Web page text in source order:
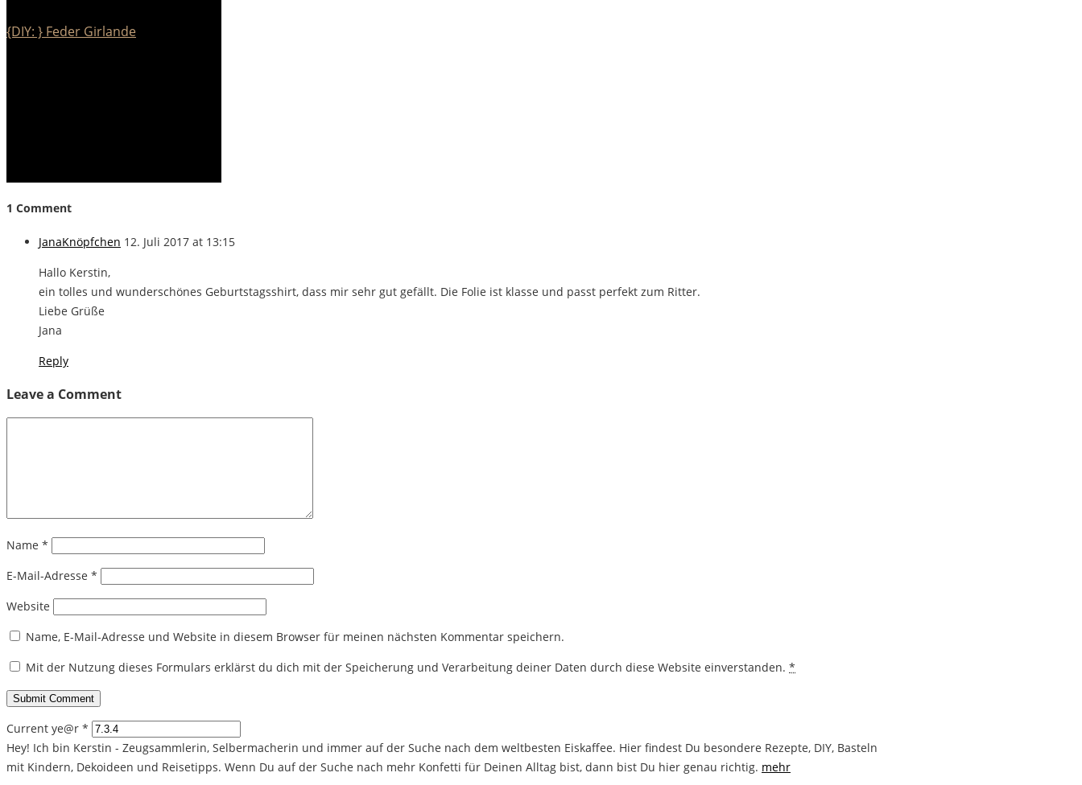
{DIY: } Feder Girlande
1 Comment
JanaKnöpfchen 12. Juli 2017 at 13:15
Hallo Kerstin,
ein tolles und wunderschönes Geburtstagsshirt, dass mir sehr gut gefällt. Die Folie ist klasse und passt perfekt zum Ritter.
Liebe Grüße
Jana
Reply
Leave a Comment
Name *
E-Mail-Adresse *
Website
Name, E-Mail-Adresse und Website in diesem Browser für meinen nächsten Kommentar speichern.
Mit der Nutzung dieses Formulars erklärst du dich mit der Speicherung und Verarbeitung deiner Daten durch diese Website einverstanden. *
Current ye@r *
Hey! Ich bin Kerstin - Zeugsammlerin, Selbermacherin und immer auf der Suche nach dem weltbesten Eiskaffee. Hier findest Du besondere Rezepte, DIY, Basteln
mit Kindern, Dekoideen und Reisetipps. Wenn Du auf der Suche nach mehr Konfetti für Deinen Alltag bist, dann bist Du hier genau richtig. mehr